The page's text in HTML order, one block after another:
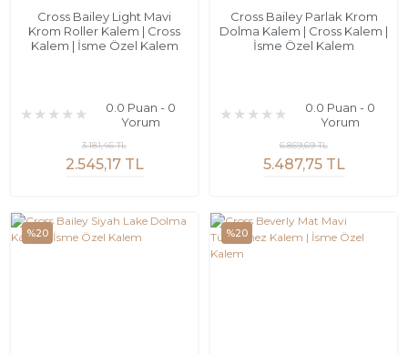
Cross Bailey Light Mavi
Krom Roller Kalem | Cross
Kalem | İsme Özel Kalem
0.0 Puan - 0
Yorum
2.545,17 TL
3.181,46 TL
Cross Bailey Parlak Krom
Dolma Kalem | Cross Kalem |
İsme Özel Kalem
0.0 Puan - 0
Yorum
5.487,75 TL
6.859,69 TL
%20 %20